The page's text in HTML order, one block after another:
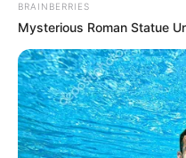
BRAINBERRIES
Mysterious Roman Statue